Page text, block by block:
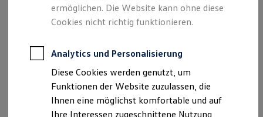
Für Gewerbekunden
Profi Paket
ProfiPartner für Gebrauchtwagen
Finanzierung
Für Privatkunden
Für Gewerbekunden
Leasing
Angebot gültig bis 30.09.2026
Doppelpass für die Straße:Komfort trifft
klimabewussten Fahrspaß
Jetzt ab 495,00 € monatlich Finanzieren
Details ansehen
ermöglichen. Die Website kann ohne diese
Cookies nicht richtig funktionieren.
Analytics und Personalisierung
Diese Cookies werden genutzt, um
Funktionen der Website zuzulassen, die
Ihnen eine möglichst komfortable und auf
Ihre Interessen zugeschnittene Nutzung